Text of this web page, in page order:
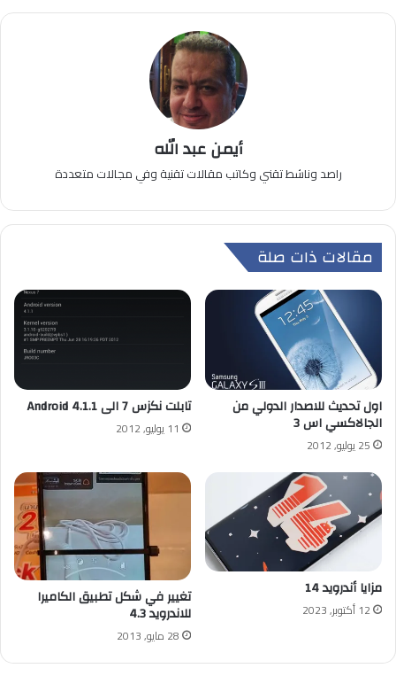
أيمن عبد الله
راصد وناشط تقني وكاتب مقالات تقنية وفي مجالات متعددة
مقالات ذات صلة
اول تحديث للاصدار الدولي من
الجالاكسي اس 3
25 يوليو, 2012
تابلت نكزس 7 الى Android 4.1.1
11 يوليو, 2012
مزايا أندرويد 14
12 أكتوبر, 2023
تغيير في شكل تطبيق الكاميرا
للاندرويد 4.3
28 مايو, 2013